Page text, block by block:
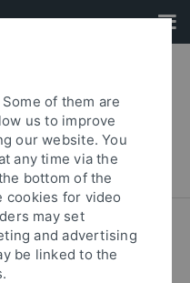
als Nebenfach
of them are
us to improve
our website. You
any time via the
bottom of the
cookies for video
may set
and advertising
be linked to the